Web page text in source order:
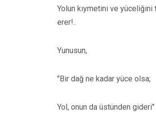
Yolun kıymetini ve
erer!..
Yunusun,
"Bir dağ ne kadar yüce olsa;
Yol, onun da üstünden gideri"